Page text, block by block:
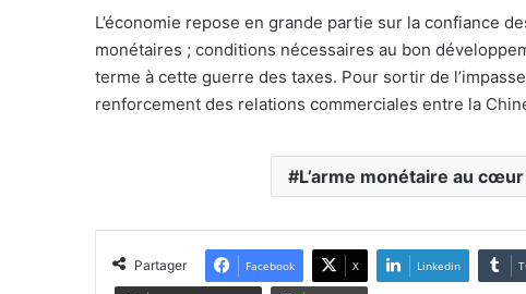
L’économie repose en grande partie sur la confiance
monétaires ; conditions nécessaires au bon
terme à cette guerre des taxes. Pour sortir de
renforcement des relations commerciales entre la
L’arme monétaire au
Partager Facebook X Linkedin